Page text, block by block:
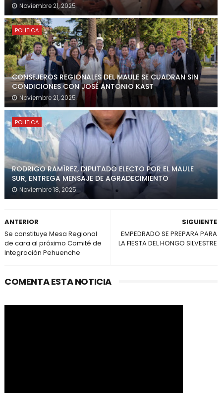
Noviembre 21, 2025
POLITICA
CONSEJEROS REGIONALES DEL MAULE SE CUADRAN SIN
CONDICIONES CON JOSÉ ANTONIO KAST
Noviembre 21, 2025
POLITICA
RODRIGO RAMÍREZ, DIPUTADO ELECTO POR EL MAULE
SUR, ENTREGA MENSAJE DE AGRADECIMIENTO
Noviembre 18, 2025
SIGUIENTE
EMPEDRADO SE PREPARA PARA
LA FIESTA DEL HONGO SILVESTRE
ANTERIOR
Se constituye Mesa Regional
de cara al próximo Comité de
Integración Pehuenche
COMENTA ESTA NOTICIA